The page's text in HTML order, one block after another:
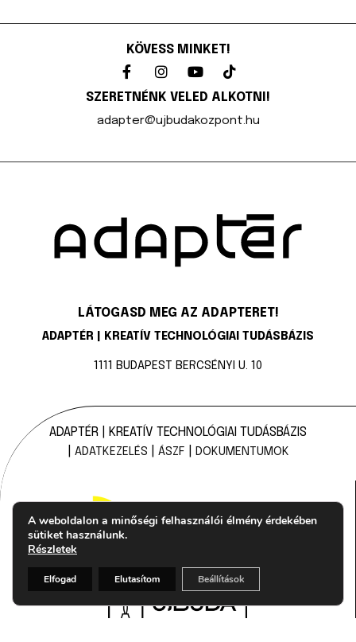
KÖVESS MINKET!
SZERETNÉNK VELED ALKOTNI!
adapter@ujbudakozpont.hu
LÁTOGASD MEG AZ ADAPTERET!
ADAPTÉR | KREATÍV TECHNOLÓGIAI TUDÁSBÁZIS
1111 BUDAPEST BERCSÉNYI U. 10
ADAPTÉR | KREATÍV TECHNOLÓGIAI TUDÁSBÁZIS
ADATKEZELÉS ÁSZF DOKUMENTUMOK
A weboldalon a minőségi felhasználói élmény érdekében
sütiket használunk.
Részletek
Elfogad Elutasítom Beállítások